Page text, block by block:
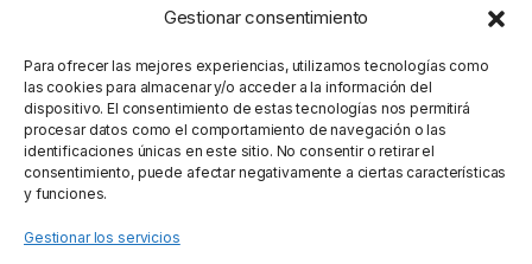
Gestionar consentimiento
Para ofrecer las mejores experiencias, utilizamos tecnologías como
las cookies para almacenar y/o acceder a la información del
dispositivo. El consentimiento de estas tecnologías nos permitirá
procesar datos como el comportamiento de navegación o las
identificaciones únicas en este sitio. No consentir o retirar el
consentimiento, puede afectar negativamente a ciertas características
y funciones.
Gestionar los servicios